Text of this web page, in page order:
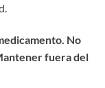
No
fuera del